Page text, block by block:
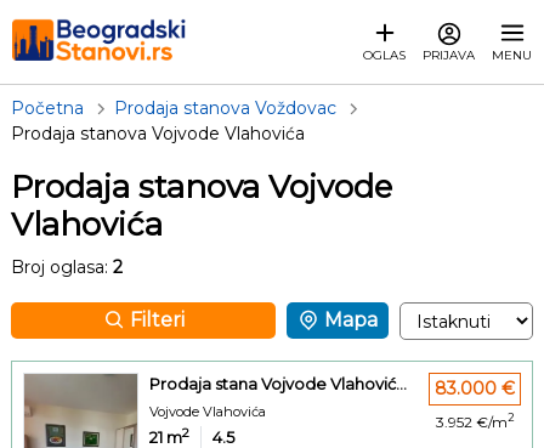
OGLAS PRIJAVA MENU
Početna
Prodaja stanova Voždovac
Prodaja stanova Vojvode Vlahovića
Prodaja stanova Vojvode
Vlahovića
Broj oglasa: 2
Filteri Mapa
Prodaja stana Vojvode Vlahović...
Vojvode Vlahovića
21 m2 4.5
83.000 €
3.952 €/m2